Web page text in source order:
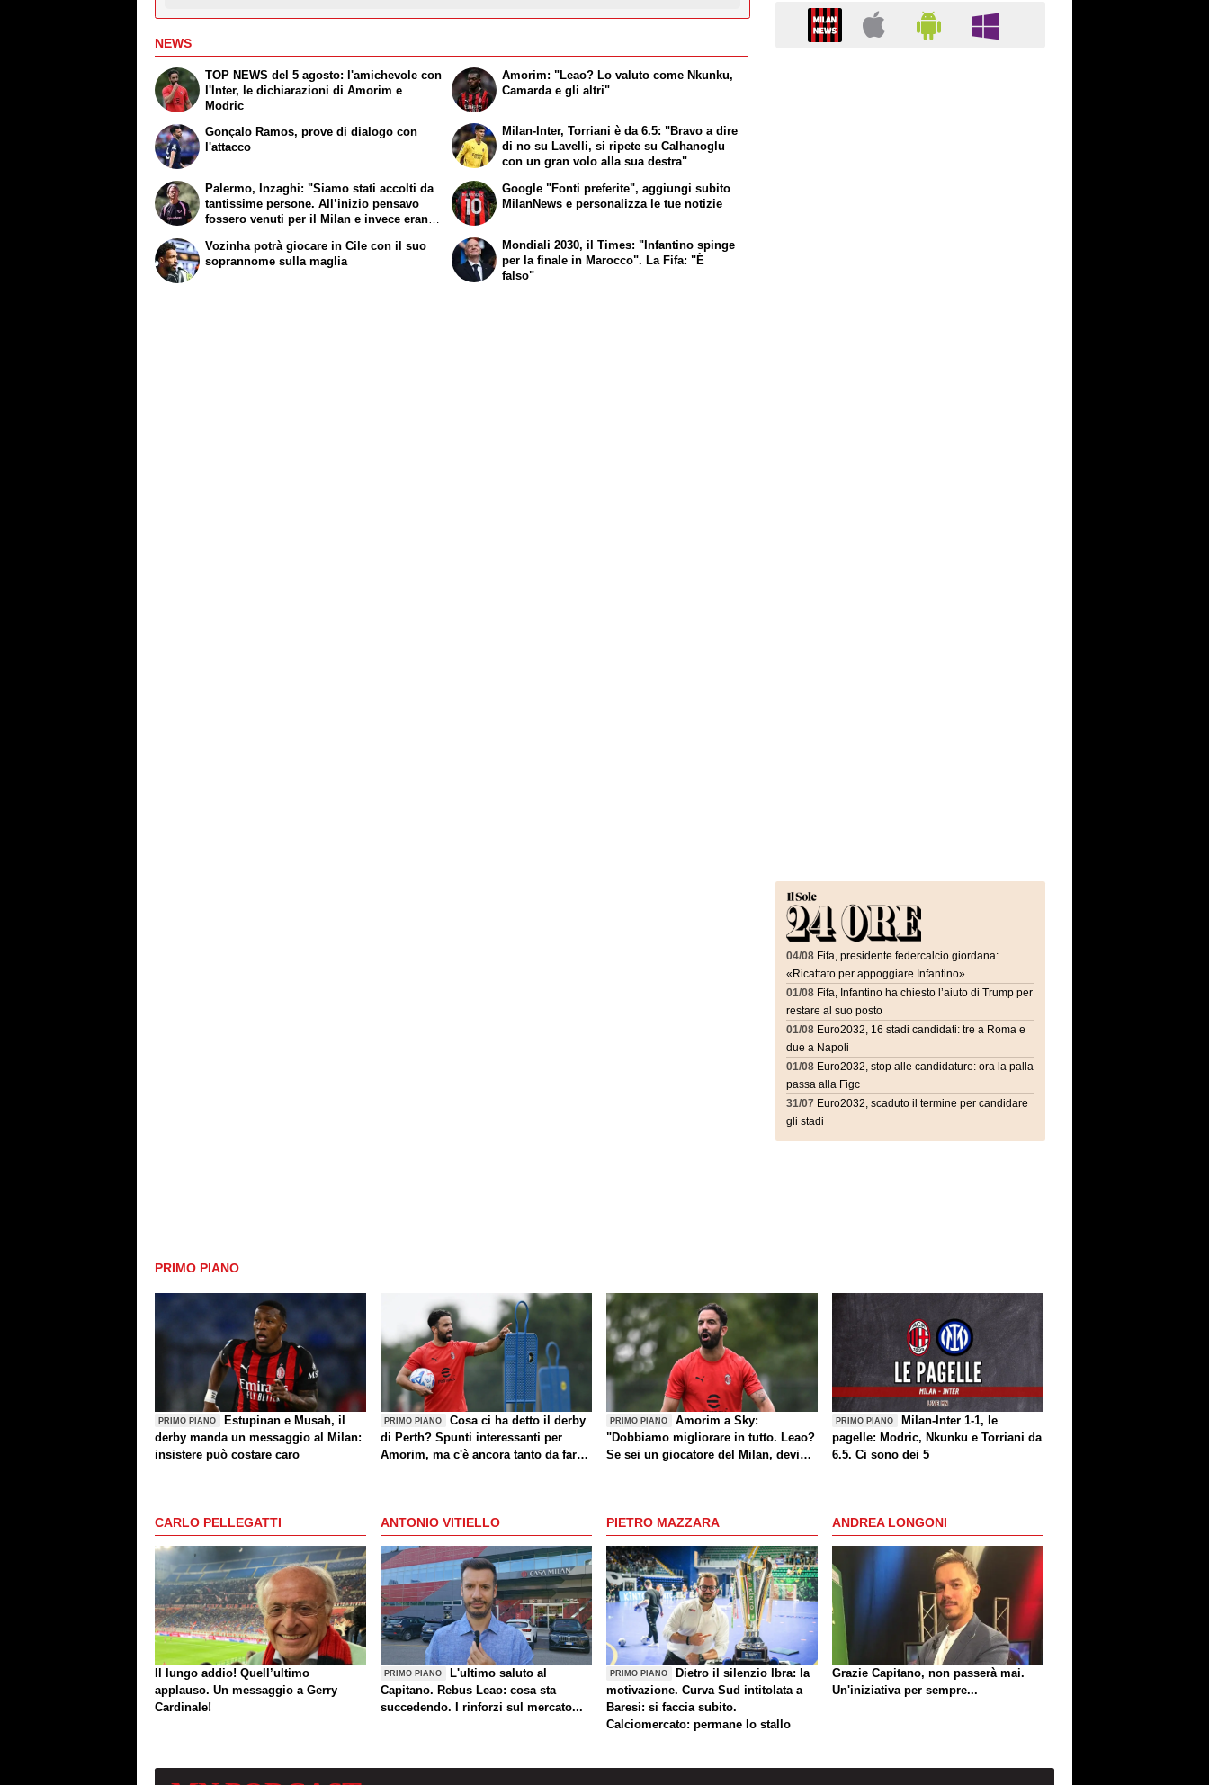
NEWS
TOP NEWS del 5 agosto: l'amichevole con
l'Inter, le dichiarazioni di Amorim e
Modric
Gonçalo Ramos, prove di dialogo con
l'attacco
Amorim: "Leao? Lo valuto come Nkunku,
Camarda e gli altri"
Milan-Inter, Torriani è da 6.5: "Bravo a dire
di no su Lavelli, si ripete su Calhanoglu
con un gran volo alla sua destra"
Palermo, Inzaghi: "Siamo stati accolti da
tantissime persone. All’inizio pensavo
fossero venuti per il Milan e invece erano
Vozinha potrà giocare in Cile con il suo
soprannome sulla maglia
Google "Fonti preferite", aggiungi subito
MilanNews e personalizza le tue notizie
Mondiali 2030, il Times: "Infantino spinge
per la finale in Marocco". La Fifa: "È
falso"
04/08 Fifa, presidente federcalcio giordana:
«Ricattato per appoggiare Infantino»
01/08 Fifa, Infantino ha chiesto l’aiuto di Trump per
restare al suo posto
01/08 Euro2032, 16 stadi candidati: tre a Roma e
due a Napoli
01/08 Euro2032, stop alle candidature: ora la palla
passa alla Figc
31/07 Euro2032, scaduto il termine per candidare
gli stadi
PRIMO PIANO
PRIMO PIANO
Estupinan e Musah, il
derby manda un messaggio al Milan:
insistere può costare caro
PRIMO PIANO
Cosa ci ha detto il derby
di Perth? Spunti interessanti per
Amorim, ma c'è ancora tanto da fare
PRIMO PIANO
Amorim a Sky:
"Dobbiamo migliorare in tutto. Leao?
Se sei un giocatore del Milan, devi
PRIMO PIANO
Milan-Inter 1-1, le
pagelle: Modric, Nkunku e Torriani da
6.5. Ci sono dei 5
CARLO PELLEGATTI
Il lungo addio! Quell’ultimo
applauso. Un messaggio a Gerry
Cardinale!
ANTONIO VITIELLO
PRIMO PIANO
L'ultimo saluto al
Capitano. Rebus Leao: cosa sta
succedendo. I rinforzi sul mercato...
PIETRO MAZZARA
PRIMO PIANO
Dietro il silenzio Ibra: la
motivazione. Curva Sud intitolata a
Baresi: si faccia subito.
Calciomercato: permane lo stallo
ANDREA LONGONI
Grazie Capitano, non passerà mai.
Un'iniziativa per sempre...